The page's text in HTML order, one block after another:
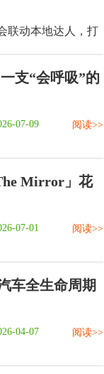
联动本地达人，打
支“会呼吸”的
07-09 阅读>>
Mirror」花
07-01 阅读>>
车全生命周期
04-07 阅读>>